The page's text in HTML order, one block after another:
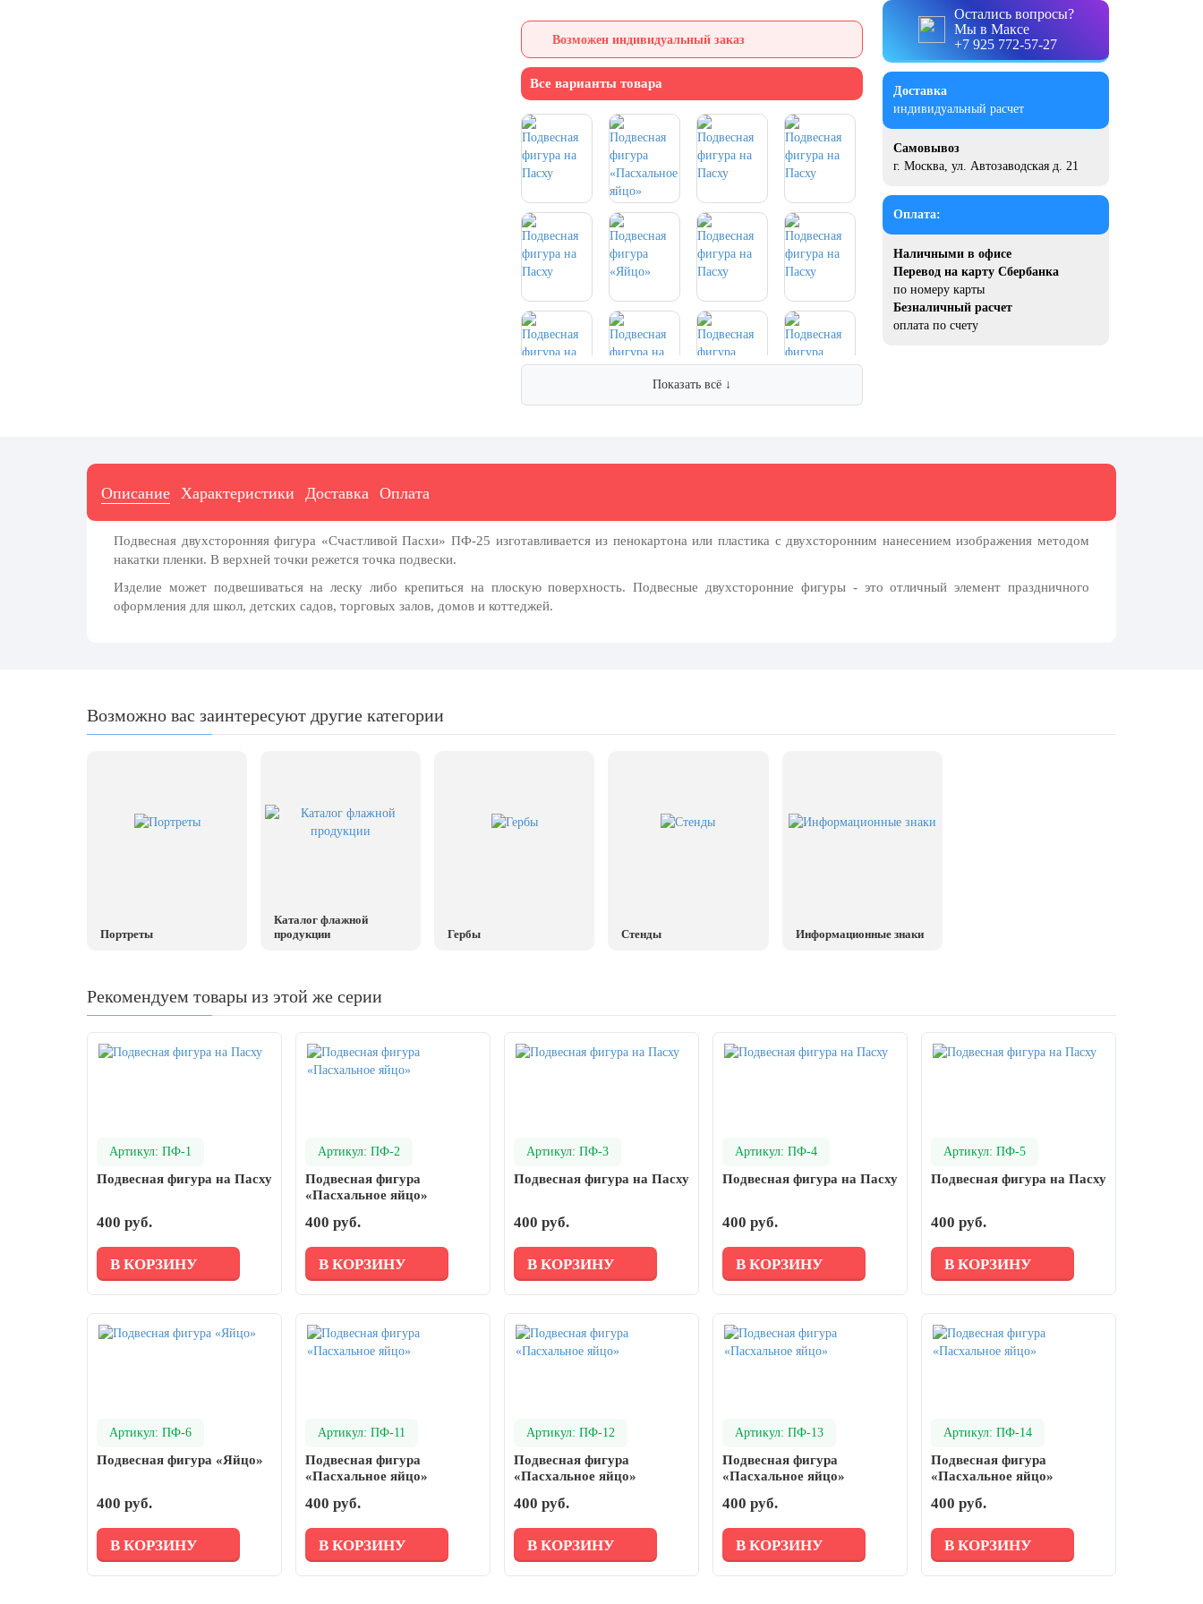
революции
10 ноября, День сотрудника органов
13 ноября, День Войск РХБЗ
19 ноября, День Ракетных Войск и
Артиллерии
День матери (последнее воскресенье
борьбы с коррупцией
20 декабря, День работника органов
безопасности
15 февраля, День памяти о
россиянах...
1 апреля, День смеха
День геолога (первое воскресенье
18 апреля, Дни исторического и
6 мая, День герба и флага города
Москвы
9 мая, День Победы
Возможен индивидуальный заказ
Все варианты товара
Показать всё ↓
Остались вопросы?
Мы в Максе
+7 925 772-57-27
Доставка
индивидуальный расчет
Самовывоз
г. Москва, ул. Автозаводская д. 21
Оплата:
Наличными в офисе
Перевод на карту Сбербанка
по номеру карты
Безналичный расчет
оплата по счету
Описание Характеристики Доставка Оплата
Подвесная двухсторонняя фигура «Счастливой Пасхи» ПФ-25 изготавливается из пенокартона или пластика с двухсторонним нанесением изображения методом
накатки пленки. В верхней точки режется точка подвески.
Изделие может подвешиваться на леску либо крепиться на плоскую поверхность. Подвесные двухсторонние фигуры - это отличный элемент праздничного
оформления для школ, детских садов, торговых залов, домов и коттеджей.
Возможно вас заинтересуют другие категории
Портреты
Каталог флажной
продукции
Гербы Стенды Информационные знаки
Рекомендуем товары из этой же серии
Артикул: ПФ-1
Подвесная фигура на Пасху
400 руб.
В КОРЗИНУ
Артикул: ПФ-2
Подвесная фигура
«Пасхальное яйцо»
400 руб.
В КОРЗИНУ
Артикул: ПФ-3
Подвесная фигура на Пасху
400 руб.
В КОРЗИНУ
Артикул: ПФ-4
Подвесная фигура на Пасху
400 руб.
В КОРЗИНУ
Артикул: ПФ-5
Подвесная фигура на Пасху
400 руб.
В КОРЗИНУ
Артикул: ПФ-6
Подвесная фигура «Яйцо»
400 руб.
В КОРЗИНУ
Артикул: ПФ-11
Подвесная фигура
«Пасхальное яйцо»
400 руб.
В КОРЗИНУ
Артикул: ПФ-12
Подвесная фигура
«Пасхальное яйцо»
400 руб.
В КОРЗИНУ
Артикул: ПФ-13
Подвесная фигура
«Пасхальное яйцо»
400 руб.
В КОРЗИНУ
Артикул: ПФ-14
Подвесная фигура
«Пасхальное яйцо»
400 руб.
В КОРЗИНУ